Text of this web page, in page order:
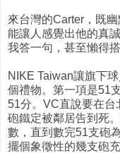
來台灣的Carter，既
能讓人感覺出他的真
我答一句，甚至懶得搭
NIKE Taiwan讓旗下
個禮物。第一項是51
51分。VC直說要在
砲鐵定被鄰居告到死
數，直到數完51支砲
擺個象徵性的幾支砲